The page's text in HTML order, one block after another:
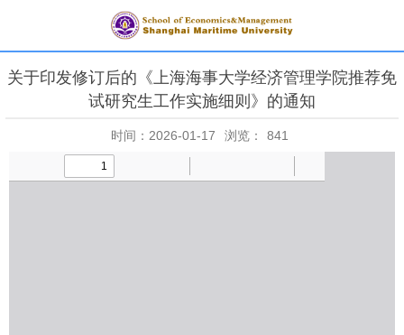
关于印发修订后的《上海海事大学经济管理学院推荐免
试研究生工作实施细则》的通知
时间：2026-01-17 浏览： 841